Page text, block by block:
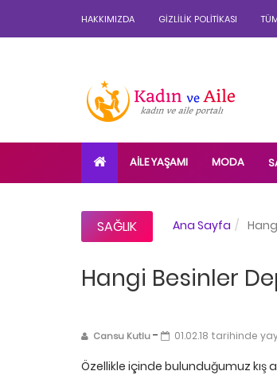
HAKKIMIZDA GIZLILIK POLITIKASI
AILE YAŞAMI MODA
SAĞLIK Ana Sayfa
Hangi Besinler
Cansu Kutlu- 01.02.18 tarihinde
Özellikle içinde bulunduğumuz kış